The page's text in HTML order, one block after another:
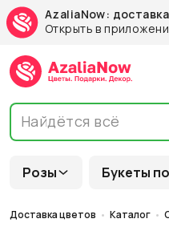
AzaliaNow:
Открыть в
Розы Букеты
Доставка цветов Каталог